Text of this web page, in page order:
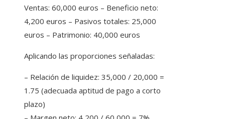
Ventas: 60,000 euros – Beneficio neto:
4,200 euros – Pasivos totales: 25,000
euros – Patrimonio: 40,000 euros
Aplicando las proporciones señaladas:
– Relación de liquidez: 35,000 / 20,000 =
1.75 (adecuada aptitud de pago a corto
plazo)